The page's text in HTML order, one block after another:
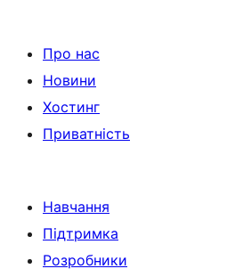
Про нас
Новини
Хостинг
Приватність
Навчання
Підтримка
Розробники